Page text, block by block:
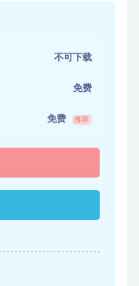
不可下载
免费
免费 推荐